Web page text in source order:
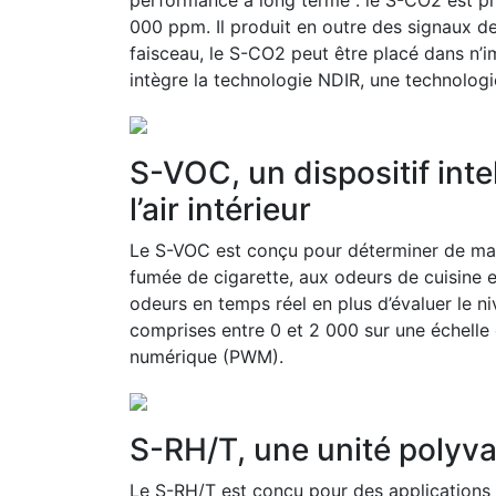
000 ppm. Il produit en outre des signaux
faisceau, le S-CO2 peut être placé dans
intègre la technologie NDIR, une
S-VOC, un dispositif
l’air intérieur
Le S-VOC est conçu pour déterminer de
fumée de cigarette, aux odeurs de cuisine
odeurs en temps réel en plus d’évaluer le
comprises entre 0 et 2 000 sur une
numérique (PWM).
S-RH/T, une unité
Le S-RH/T est conçu pour des